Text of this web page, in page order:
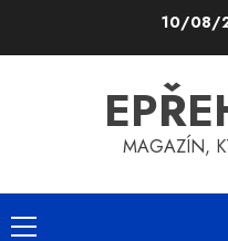
10/08/
MAGAZÍN,
Primary